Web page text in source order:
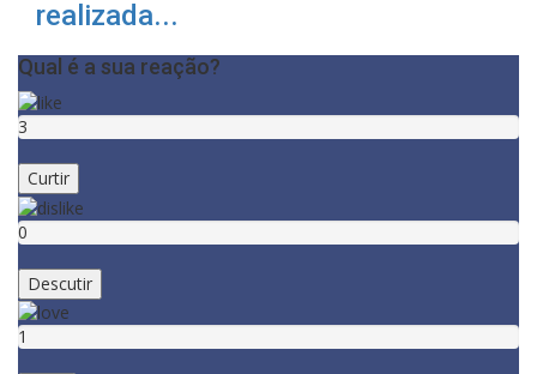
realizada...
Qual é a sua reação?
3
Curtir
0
Descutir
1